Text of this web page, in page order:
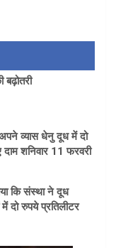
बढ़ोतरी
व्यास धेनु दूध में दो
शनिवार 11 फरवरी
कि संस्था ने दूध
में दो रुपये प्रतिलीटर